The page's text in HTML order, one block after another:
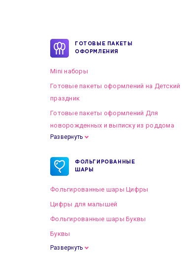
ГОТОВЫЕ ПАКЕТЫ
ОФОРМЛЕНИЯ
Mini наборы
Готовые пакеты оформлений на Детский
праздник
Готовые пакеты оформлений Для
новорожденных и выписку из роддома
Готовые пакеты оформлений на Свадьбу
Развернуть
ФОЛЬГИРОВАННЫЕ
ШАРЫ
Фольгированные шары Цифры
Цифры для малышей
Фольгированные шары Буквы
Буквы
Развернуть